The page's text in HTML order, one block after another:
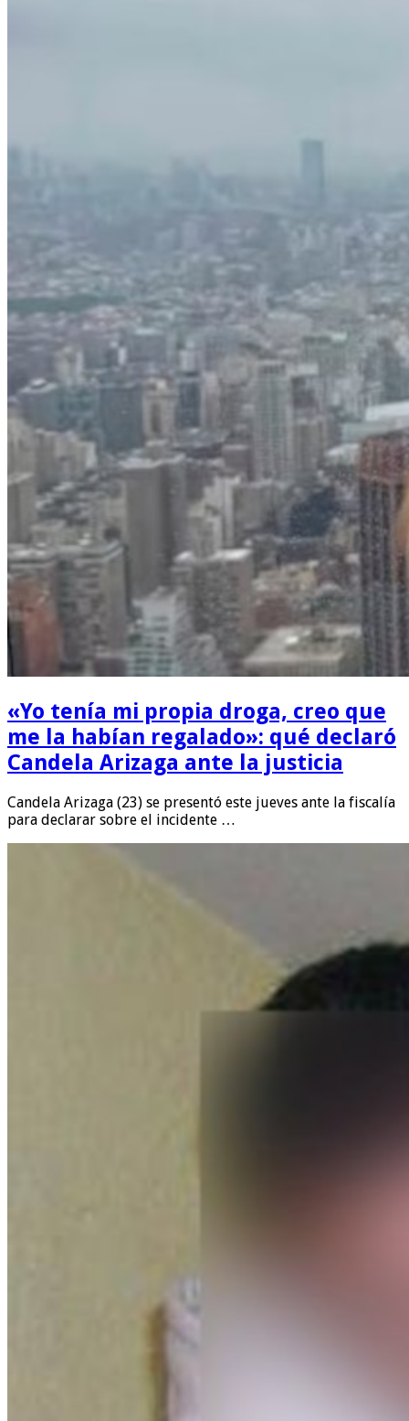
«Yo tenía mi propia droga, creo que
me la habían regalado»: qué declaró
Candela Arizaga ante la justicia
Candela Arizaga (23) se presentó este jueves ante la fiscalía
para declarar sobre el incidente …